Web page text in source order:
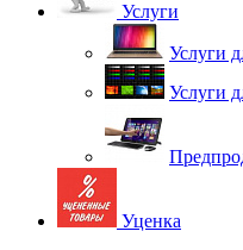
Услуги
Услуги
Услуги
Уценка